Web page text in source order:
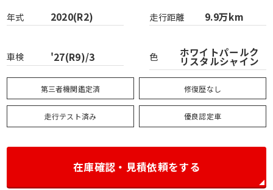
年式 2020(R2) 走行距離 9.9万km
車検 '27(R9)/3 色 ホワイトパールク
リスタルシャイン
第三者機関鑑定済 修復歴なし
走行テスト済み 優良認定車
在庫確認・見積依頼をする